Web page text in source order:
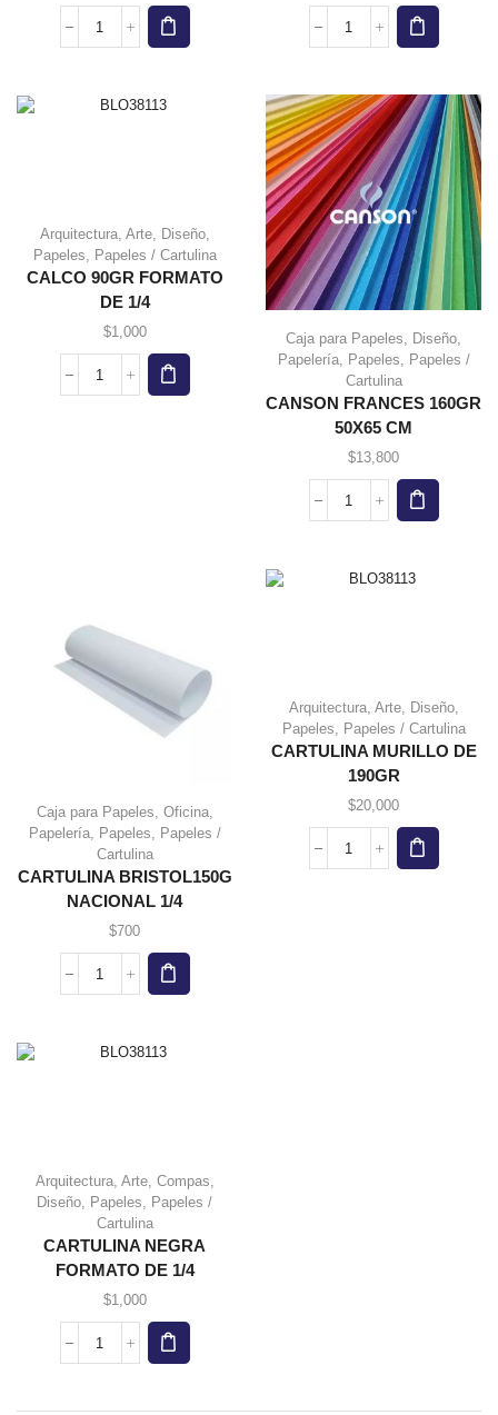
BLOCK
40GR
BLOCK
X
35
HOJAS
cantidad
Arquitectura, Arte, Diseño,
Papeles, Papeles / Cartulina
CALCO 90GR FORMATO
DE 1/4
$1,000
CALCO
Caja para Papeles, Diseño,
Papelería, Papeles, Papeles /
Cartulina
CANSON FRANCES 160GR
50X65 CM
$13,800
CANSON
50X65
Caja para Papeles, Oficina,
Papelería, Papeles, Papeles /
Cartulina
CARTULINA BRISTOL150G
NACIONAL 1/4
$700
CARTULINA
1/4
Arquitectura, Arte, Diseño,
Papeles, Papeles / Cartulina
CARTULINA MURILLO DE
190GR
$20,000
CARTULINA
Este
producto
tiene
múltiples
variantes.
Las
opciones
se
Arquitectura, Arte, Compas,
Diseño, Papeles, Papeles /
Cartulina
CARTULINA NEGRA
FORMATO DE 1/4
$1,000
CARTULINA